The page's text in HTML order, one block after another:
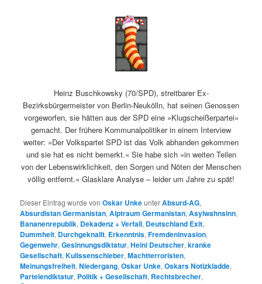
Heinz Buschkowsky (70/SPD), streitbarer Ex-
Bezirksbürgermeister von Berlin-Neukölln, hat seinen Genossen
vorgeworfen, sie hätten aus der SPD eine »Klugscheißerpartei«
gemacht. Der frühere Kommunalpolitiker in einem Interview
weiter: »Der Volkspartei SPD ist das Volk abhanden gekommen
und sie hat es nicht bemerkt.« Sie habe sich »in weiten Teilen
von der Lebenswirklichkeit, den Sorgen und Nöten der Menschen
völlig entfernt.« Glasklare Analyse – leider um Jahre zu spät!
Dieser Eintrag wurde vonOskar UnkeunterAbsurd-AG,
Absurdistan Germanistan,Alptraum Germanistan,Asylwahnsinn,
Bananenrepublik, Dekadenz + Verfall, Deutschland Exit,
Dummheit, Durchgeknallt, Erkenntnis,Fremdeninvasion,
Gegenwehr,Gesinnungsdiktatur,Heini Deutscher,kranke
Gesellschaft,Kulissenschieber,Machtterroristen,
Meinungsfreiheit,Niedergang,Oskar Unke,Oskars Notizkladde,
Parteiendiktatur, Politik + Gesellschaft, Rechtsbrecher,